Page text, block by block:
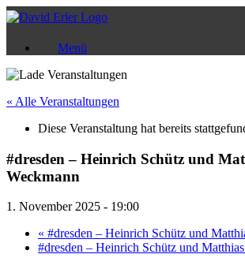
Zum
Inhalt
Menü
« Alle Veranstaltungen
Diese Veranstaltung hat bereits
#dresden – Heinrich Schütz und
Weckmann
1. November 2025 - 19:00
« #dresden – Heinrich Schütz und
#dresden – Heinrich Schütz und